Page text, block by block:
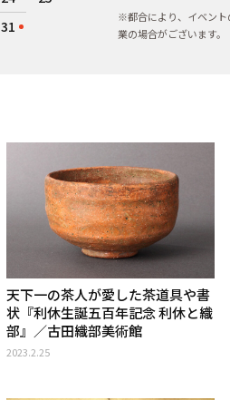
31
※都合により、イベント
業の場合がございます。
天下一の茶人が愛した茶道具や書
状『利休生誕五百年記念 利休と織
部』／古田織部美術館
2023.2.25